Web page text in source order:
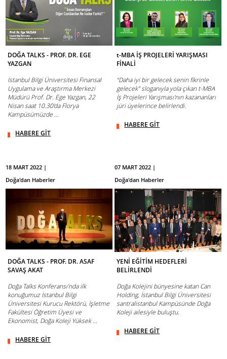
DOĞA TALKS - PROF. DR. EGE
YAZGAN
İstanbul Bilgi Üniversitesi Finansal
Uygulama ve Araştırma Merkezi
Müdürü Prof. Dr. Ege Yazgan, 22
Nisan saat 10.30'da Florya
Kampüsümüzde ...
HABERE GİT
t-MBA İŞ PROJELERİ YARIŞMASI
FİNALİ
“Daha iyi bir gelecek senin fikrinle
gelecek” sloganıyla yola çıkan t-MBA
İş Projeleri Yarışması'nın kazananları
jüri üyelerince belirlendi.
HABERE GİT
18 MART 2022 |
Doğa'dan Haberler
DOĞA TALKS - PROF. DR. ASAF
SAVAŞ AKAT
Doğa Talks Konferansı’nda ilk
konuğumuz İstanbul Bilgi
Üniversitesi Kurucu Rektörü, İşletme
Fakültesi Öğretim Üyesi ve
Ekonomist, Doğa Koleji Yüksek ...
HABERE GİT
07 MART 2022 |
Doğa'dan Haberler
YENİ EĞİTİM HEDEFLERİ
BELİRLENDİ
Doğa Kolejini bünyesine katan Can
Holding, İstanbul Bilgi Üniversitesi
santralistanbul Kampüsünde Doğa
Koleji ailesiyle buluştu.
HABERE GİT